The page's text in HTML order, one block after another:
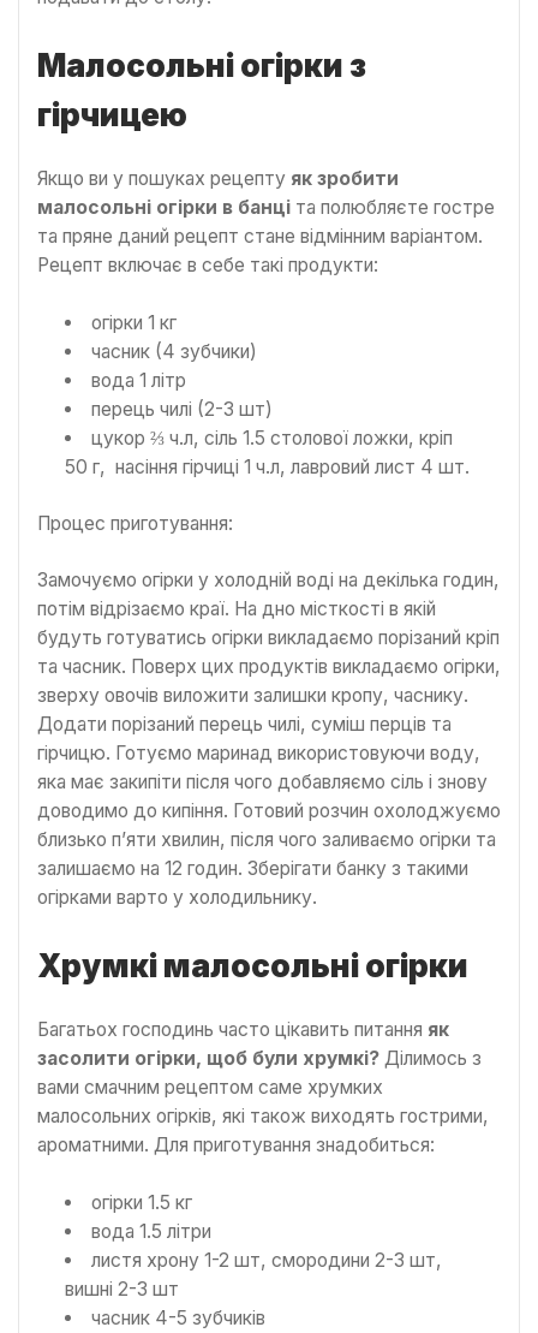
Малосольні огірки з
гірчицею
Якщо ви у пошуках рецепту як зробити
малосольні огірки в банці та полюбляєте гостре
та пряне даний рецепт стане відмінним варіантом.
Рецепт включає в себе такі продукти:
огірки 1 кг
часник (4 зубчики)
вода 1 літр
перець чилі (2-3 шт)
цукор ⅔ ч.л, сіль 1.5 столової ложки, кріп
50 г, насіння гірчиці 1 ч.л, лавровий лист 4 шт.
Процес приготування:
Замочуємо огірки у холодній воді на декілька годин,
потім відрізаємо краї. На дно місткості в якій
будуть готуватись огірки викладаємо порізаний кріп
та часник. Поверх цих продуктів викладаємо огірки,
зверху овочів виложити залишки кропу, часнику.
Додати порізаний перець чилі, суміш перців та
гірчицю. Готуємо маринад використовуючи воду,
яка має закипіти після чого добавляємо сіль і знову
доводимо до кипіння. Готовий розчин охолоджуємо
близько п’яти хвилин, після чого заливаємо огірки та
залишаємо на 12 годин. Зберігати банку з такими
огірками варто у холодильнику.
Хрумкі малосольні огірки
Багатьох господинь часто цікавить питання як
засолити огірки, щоб були хрумкі? Ділимось з
вами смачним рецептом саме хрумких
малосольних огірків, які також виходять гострими,
ароматними. Для приготування знадобиться:
огірки 1.5 кг
вода 1.5 літри
листя хрону 1-2 шт, смородини 2-3 шт,
вишні 2-3 шт
часник 4-5 зубчиків